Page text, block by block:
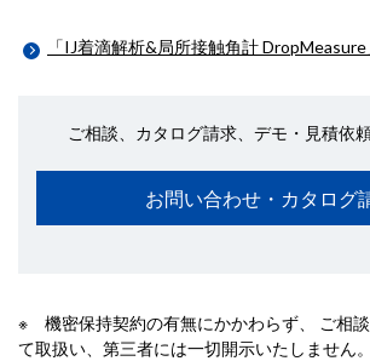
「IJ着滴解析&局所接触角計
ご相談、カタログ請求、デモ・見積依
お問い合わせ・カタログ
※ 機密保持契約の有無にかかわらず、 ご相
て取扱い、第三者には一切開示いたしません。